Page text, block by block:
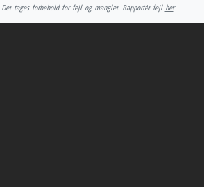
tages forbehold for fejl og mangler. Rapportér fejl her